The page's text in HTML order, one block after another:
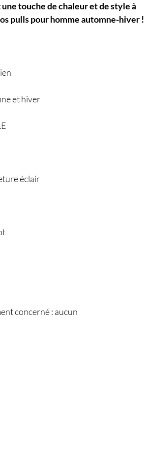
touche de chaleur et de style à
pulls pour homme automne-hiver !
et hiver
éclair
concerné : aucun